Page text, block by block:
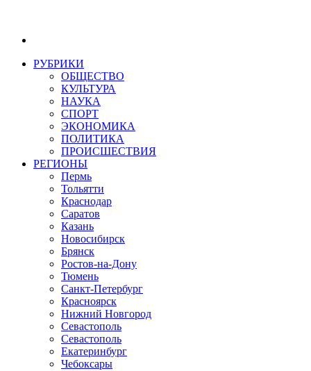
РУБРИКИ
ОБЩЕСТВО
КУЛЬТУРА
НАУКА
СПОРТ
ЭКОНОМИКА
ПОЛИТИКА
ПРОИСШЕСТВИЯ
РЕГИОНЫ
Пермь
Тольятти
Краснодар
Саратов
Казань
Новосибирск
Брянск
Ростов-на-Дону
Тюмень
Санкт-Петербург
Красноярск
Нижний Новгород
Севастополь
Севастополь
Екатеринбург
Чебоксары